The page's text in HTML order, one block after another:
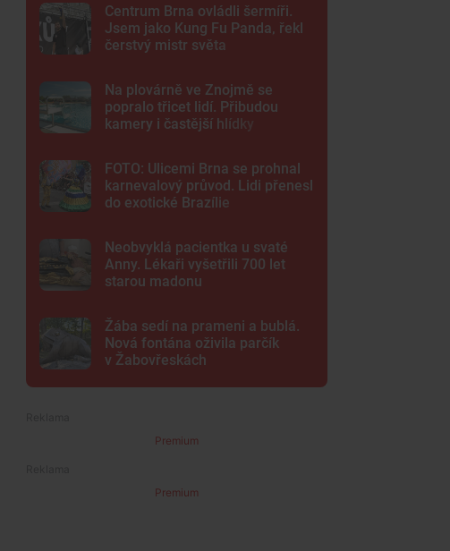
Centrum Brna ovládli šermíři.
Jsem jako Kung Fu Panda, řekl
čerstvý mistr světa
Na plovárně ve Znojmě se
popralo třicet lidí. Přibudou
kamery i častější hlídky
FOTO: Ulicemi Brna se prohnal
karnevalový průvod. Lidi přenesl
do exotické Brazílie
Neobvyklá pacientka u svaté
Anny. Lékaři vyšetřili 700 let
starou madonu
Žába sedí na prameni a bublá.
Nová fontána oživila parčík
v Žabovřeskách
Premium
Premium